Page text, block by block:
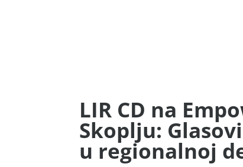
LIR CD na
Skoplju:
u regionalnoj